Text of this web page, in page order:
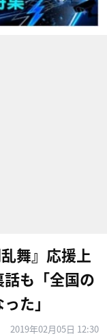
舞』応援上
話も「全国の
た」
2019年02月05日 12:30